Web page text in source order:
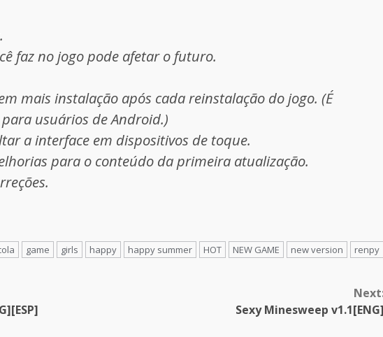
faz no jogo pode afetar o futuro.
mais instalação após cada reinstalação do jogo. (É
usuários de Android.)
a interface em dispositivos de toque.
para o conteúdo da primeira atualização.
game girls happy happy summer HOT NEW GAME new version
renpy
Sexy Minesweep